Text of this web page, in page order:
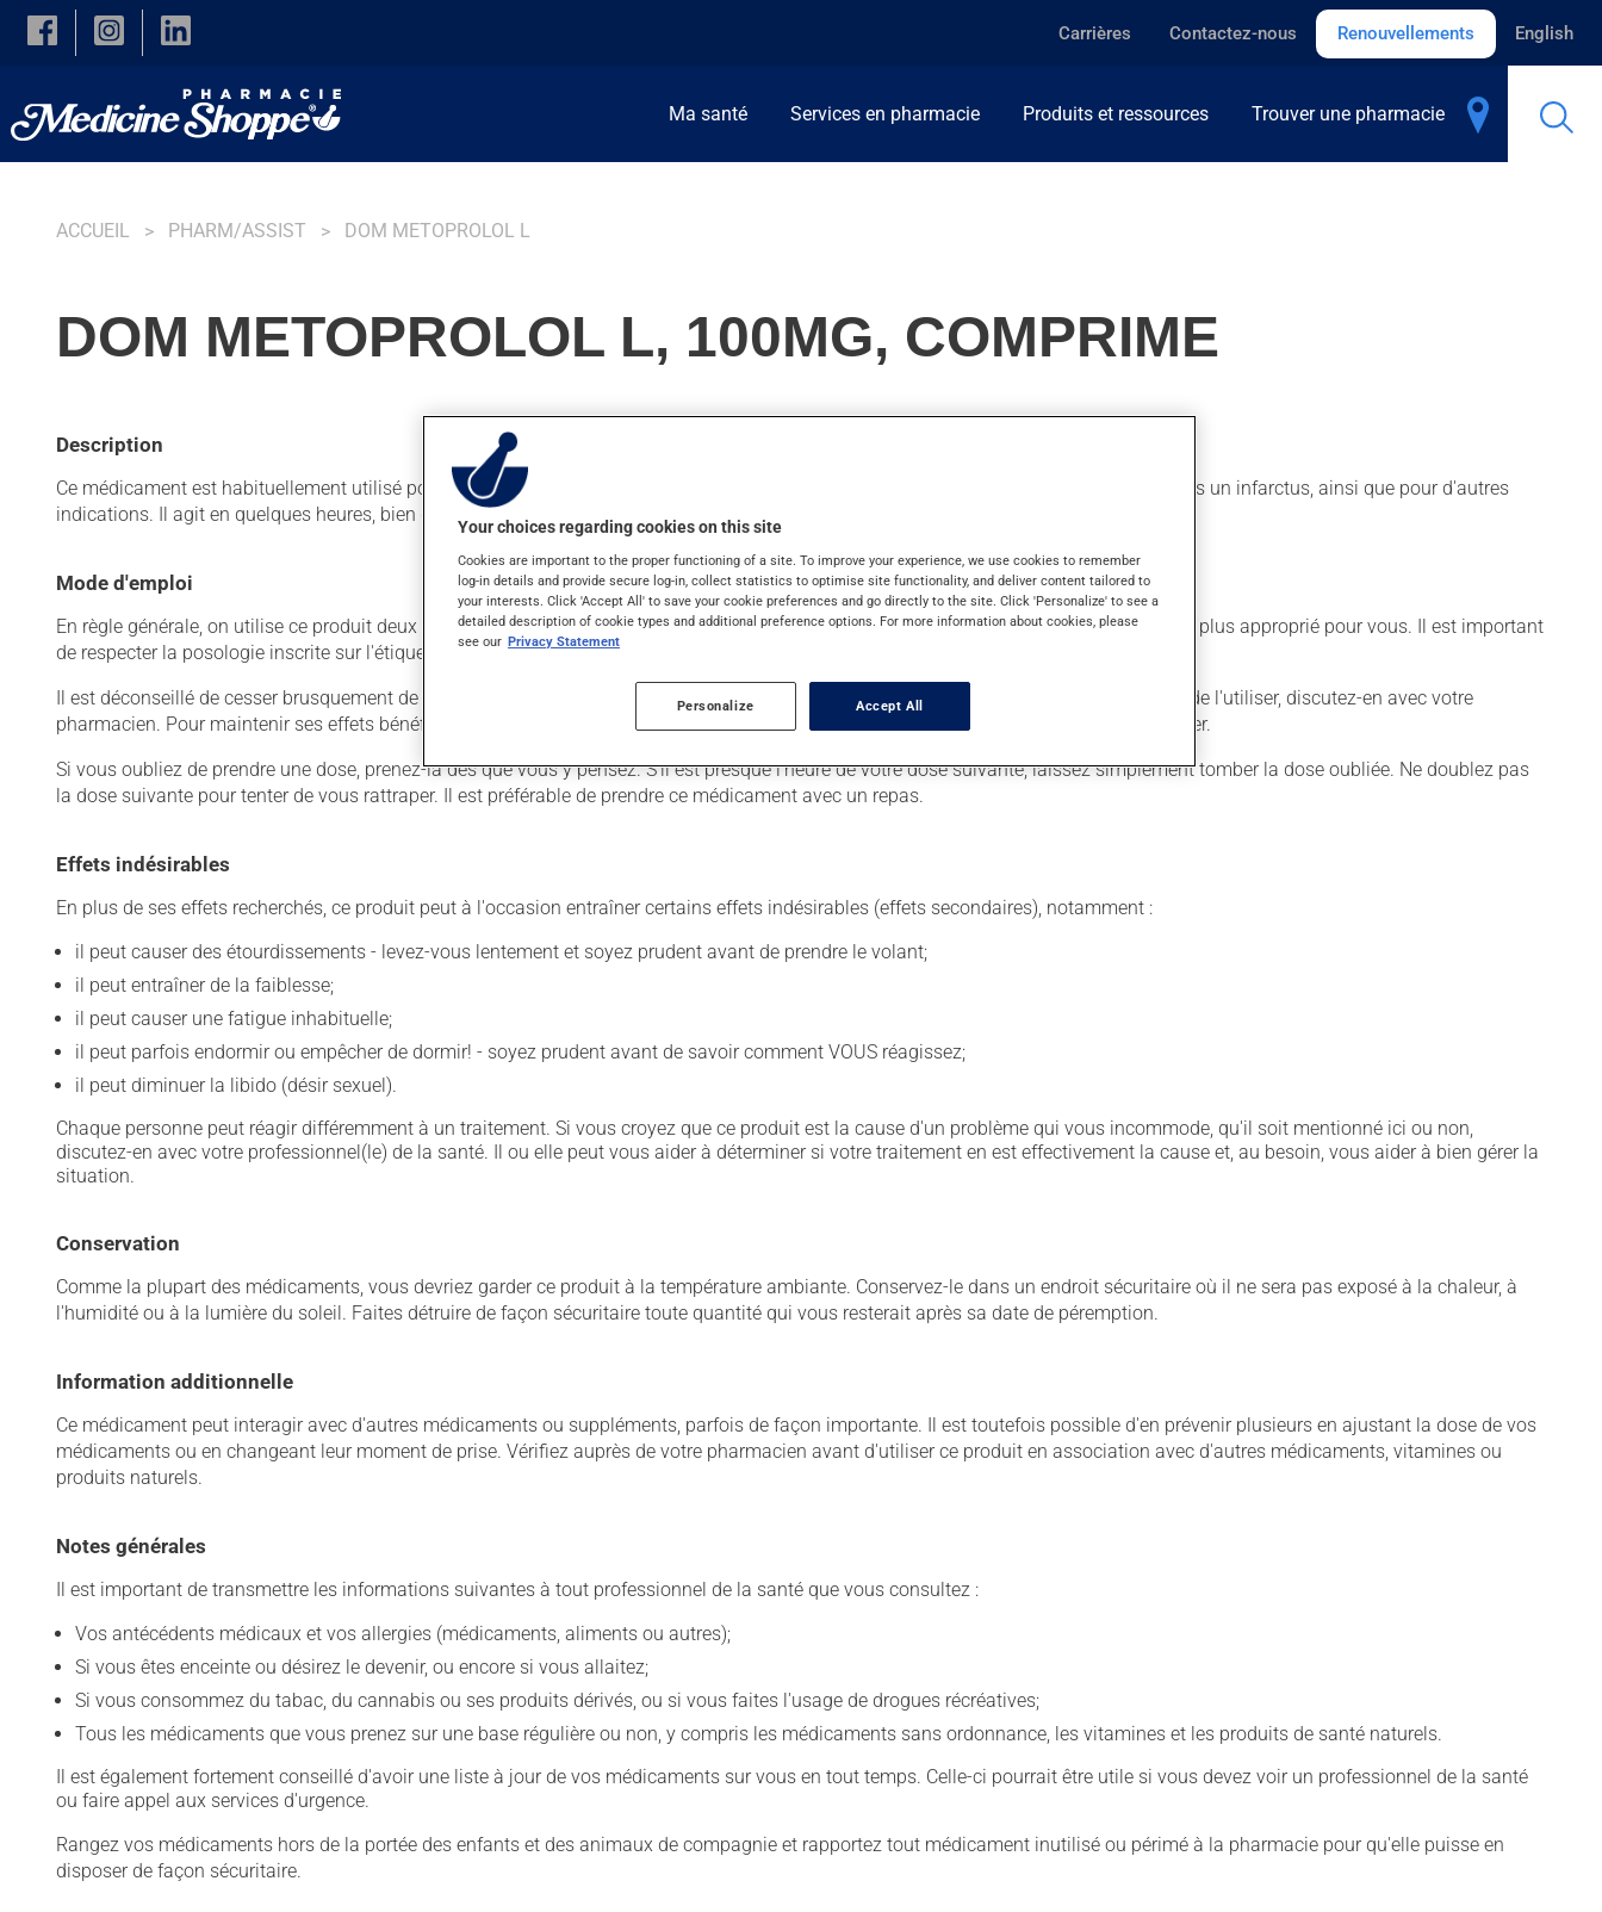
Skip to main content
Carrières Contactez-nous Renouvellements English
Ma santé Services en pharmacie Produits et ressources Trouver une pharmacie
ACCUEIL PHARM/ASSIST DOM METOPROLOL L
DOM METOPROLOL L, 100MG, COMPRIME
Description
Ce médicament est habituellement utilisé pour prévenir l'angine de poitrine ou pour diminuer la tension artérielle. On l'emploie aussi après un infarctus, ainsi que pour d'autres
indications. Il agit en quelques heures, bien que l'on ne ressente normalement pas son action.
Mode d'emploi
En règle générale, on utilise ce produit deux fois par jour. Il est possible que votre pharmacien vous ait indiqué un horaire différent qui est plus approprié pour vous. Il est important
de respecter la posologie inscrite sur l'étiquette. N'en utilisez pas plus, ni plus souvent qu'indiqué.
Il est déconseillé de cesser brusquement de prendre ce produit, surtout s'il a été utilisé durant plusieurs semaines. Si vous voulez cesser de l'utiliser, discutez-en avec votre
pharmacien. Pour maintenir ses effets bénéfiques, il doit être utilisé de façon régulière et continue. Assurez-vous de ne jamais en manquer.
Si vous oubliez de prendre une dose, prenez-la dès que vous y pensez. S'il est presque l'heure de votre dose suivante, laissez simplement tomber la dose oubliée. Ne doublez pas
la dose suivante pour tenter de vous rattraper. Il est préférable de prendre ce médicament avec un repas.
Effets indésirables
En plus de ses effets recherchés, ce produit peut à l'occasion entraîner certains effets indésirables (effets secondaires), notamment :
il peut causer des étourdissements - levez-vous lentement et soyez prudent avant de prendre le volant;
il peut entraîner de la faiblesse;
il peut causer une fatigue inhabituelle;
il peut parfois endormir ou empêcher de dormir! - soyez prudent avant de savoir comment VOUS réagissez;
il peut diminuer la libido (désir sexuel).
Chaque personne peut réagir différemment à un traitement. Si vous croyez que ce produit est la cause d'un problème qui vous incommode, qu'il soit mentionné ici ou non,
discutez-en avec votre professionnel(le) de la santé. Il ou elle peut vous aider à déterminer si votre traitement en est effectivement la cause et, au besoin, vous aider à bien gérer la
situation.
Conservation
Comme la plupart des médicaments, vous devriez garder ce produit à la température ambiante. Conservez-le dans un endroit sécuritaire où il ne sera pas exposé à la chaleur, à
l'humidité ou à la lumière du soleil. Faites détruire de façon sécuritaire toute quantité qui vous resterait après sa date de péremption.
Information additionnelle
Ce médicament peut interagir avec d'autres médicaments ou suppléments, parfois de façon importante. Il est toutefois possible d'en prévenir plusieurs en ajustant la dose de vos
médicaments ou en changeant leur moment de prise. Vérifiez auprès de votre pharmacien avant d'utiliser ce produit en association avec d'autres médicaments, vitamines ou
produits naturels.
Notes générales
Il est important de transmettre les informations suivantes à tout professionnel de la santé que vous consultez :
Vos antécédents médicaux et vos allergies (médicaments, aliments ou autres);
Si vous êtes enceinte ou désirez le devenir, ou encore si vous allaitez;
Si vous consommez du tabac, du cannabis ou ses produits dérivés, ou si vous faites l'usage de drogues récréatives;
Tous les médicaments que vous prenez sur une base régulière ou non, y compris les médicaments sans ordonnance, les vitamines et les produits de santé naturels.
Il est également fortement conseillé d'avoir une liste à jour de vos médicaments sur vous en tout temps. Celle-ci pourrait être utile si vous devez voir un professionnel de la santé
ou faire appel aux services d'urgence.
Rangez vos médicaments hors de la portée des enfants et des animaux de compagnie et rapportez tout médicament inutilisé ou périmé à la pharmacie pour qu'elle puisse en
disposer de façon sécuritaire.
Your choices regarding cookies on this site
Cookies are important to the proper functioning of a site. To improve your experience, we use cookies to remember
log-in details and provide secure log-in, collect statistics to optimise site functionality, and deliver content tailored to
your interests. Click 'Accept All' to save your cookie preferences and go directly to the site. Click 'Personalize' to see a
detailed description of cookie types and additional preference options. For more information about cookies, please
see our Privacy Statement
Personalize Accept All